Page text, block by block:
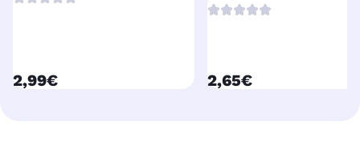
currentPrice
2,99€ currentPrice
2,65€